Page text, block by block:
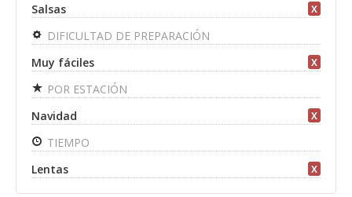
Salsas
X
DIFICULTAD DE PREPARACIÓN
Muy fáciles
X
POR ESTACIÓN
Navidad
X
TIEMPO
Lentas
X